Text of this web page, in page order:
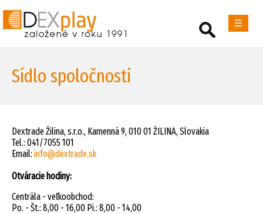
☰
Sídlo spoločnosti
Dextrade Žilina, s.r.o., Kamenná 9, 010 01 ŽILINA, Slovakia
Tel.: 041/7055 101
Email: info@dextrade.sk
Otváracie hodiny:
Centrála - veľkoobchod:
Po. - Št.: 8,00 - 16,00 Pi.: 8,00 - 14,00